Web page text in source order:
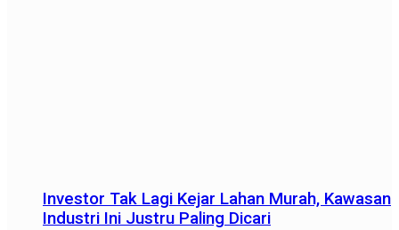
Investor Tak Lagi Kejar Lahan Murah, Kawasan
Industri Ini Justru Paling Dicari